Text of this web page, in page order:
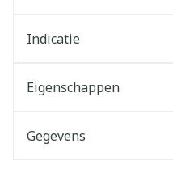
Indicatie
Eigenschappen
Gegevens